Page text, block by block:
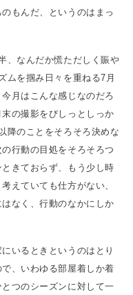
もんだ、というのはまっ
、なんだか慌ただしく賑や
ムを掴み日々を重ねる7月
月はこんな感じなのだろ
の撮影をびしっとしっか
降のことをそろそろ決めな
行動の目処をそろそろつ
きておらず、もう少し時
えていても仕方がない、
なく、行動のなかにしか
いるときというのはとり
、いわゆる部屋着しか着
つのシーズンに対して一